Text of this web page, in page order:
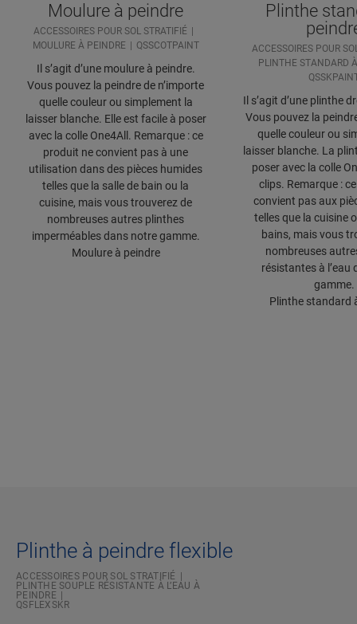
Moulure à peindre
ACCESSOIRES POUR SOL STRATIFIÉ
MOULURE À PEINDRE
QSSCOTPAINT
Il s’agit d’une moulure à peindre.
Vous pouvez la peindre de n’importe
quelle couleur ou simplement la
laisser blanche. Elle est facile à poser
avec la colle One4All. Remarque : ce
produit ne convient pas à une
utilisation dans des pièces humides
telles que la salle de bain ou la
cuisine, mais vous trouverez de
nombreuses autres plinthes
imperméables dans notre gamme.
Moulure à peindre
Plinthe
ACCESSOIRES POUR
PLINTHE STANDARD
Il s’agit d’une plinthe
Vous pouvez la
quelle couleur ou
laisser blanche. La
poser avec la colle
clips. Remarque :
convient pas aux
telles que la cuisine
bains, mais vous
nombreuses
résistantes à l’eau
gamme.
Plinthe standard
Plinthe à peindre flexible
ACCESSOIRES POUR SOL STRATIFIÉ
PLINTHE SOUPLE RÉSISTANTE À L’EAU À
PEINDRE
QSFLEXSKR